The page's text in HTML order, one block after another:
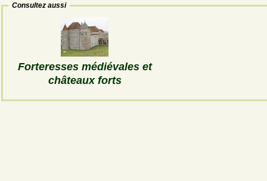
Consultez aussi
Forteresses médiévales et
châteaux forts